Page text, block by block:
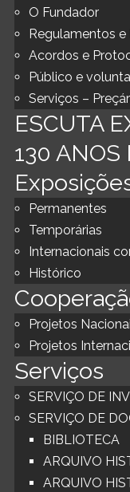
O Fundador
Regulamentos e
Acordos e
Público e
Serviços –
ESCUTA
130 ANOS
Permanentes
Temporárias
Internacionais
Histórico
Projetos
Projetos
Serviços
SERVIÇO DE
SERVIÇO DE
BIBLIOTECA
ARQUIVO
ARQUIVO